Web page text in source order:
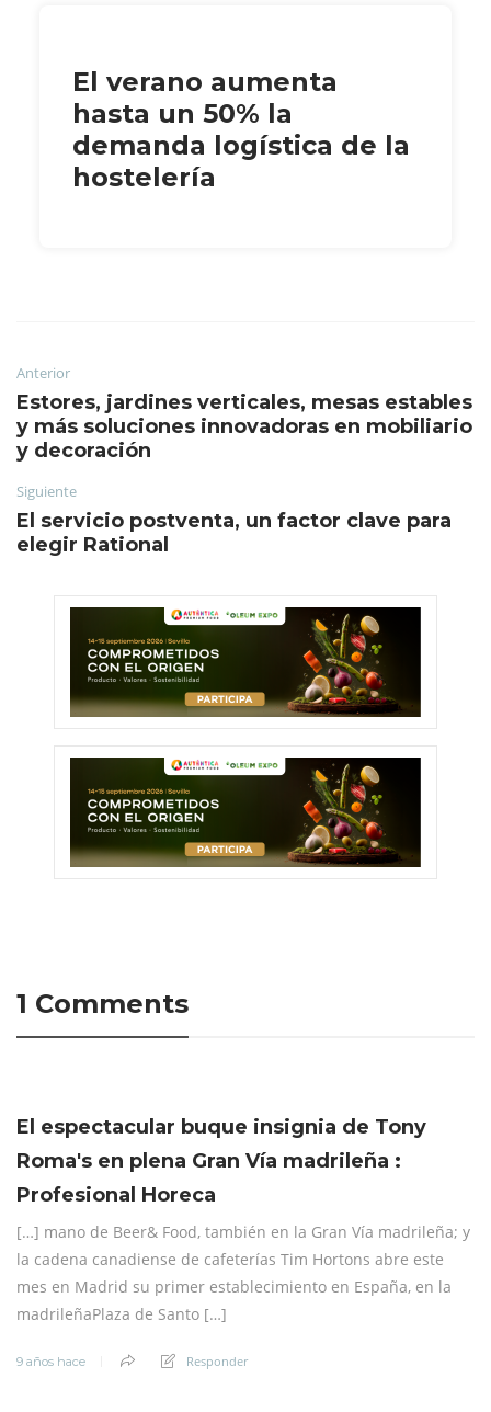
El verano aumenta
hasta un 50% la
demanda logística de la
hostelería
Anterior
Estores, jardines verticales, mesas estables
y más soluciones innovadoras en mobiliario
y decoración
Siguiente
El servicio postventa, un factor clave para
elegir Rational
1 Comments
El espectacular buque insignia de Tony
Roma's en plena Gran Vía madrileña :
Profesional Horeca
[…] mano de Beer& Food, también en la Gran Vía madrileña; y
la cadena canadiense de cafeterías Tim Hortons abre este
mes en Madrid su primer establecimiento en España, en la
madrileñaPlaza de Santo […]
9 años hace Responder